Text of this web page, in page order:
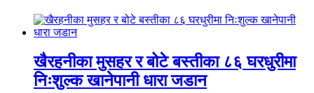
खैरहनीका मुसहर र बोटे बस्तीका ८६ घरधुरीमा
निःशुल्क खानेपानी धारा जडान